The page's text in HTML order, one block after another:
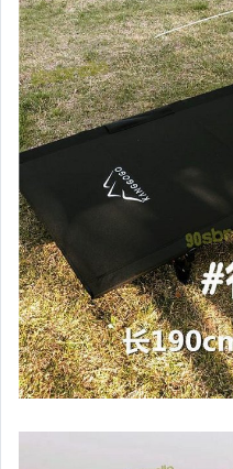
居家、家具與園藝
玩具、模型與公仔
男性精品與服飾
偶像、球員卡與郵幣
女裝與服飾配件
手錶與飾品配件
女包精品與女鞋
家電與影音視聽